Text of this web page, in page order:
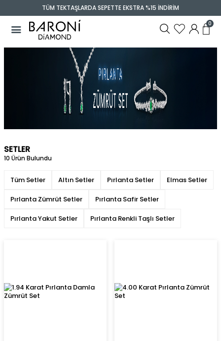
TÜM TEKTAŞLARDA SEPETTE EKSTRA %15 İNDİRİM
0
SETLER
10 Ürün Bulundu
Tüm Setler Altın Setler Pırlanta Setler Elmas Setler
Pırlanta Zümrüt Setler Pırlanta Safir Setler
Pırlanta Yakut Setler Pırlanta Renkli Taşlı Setler